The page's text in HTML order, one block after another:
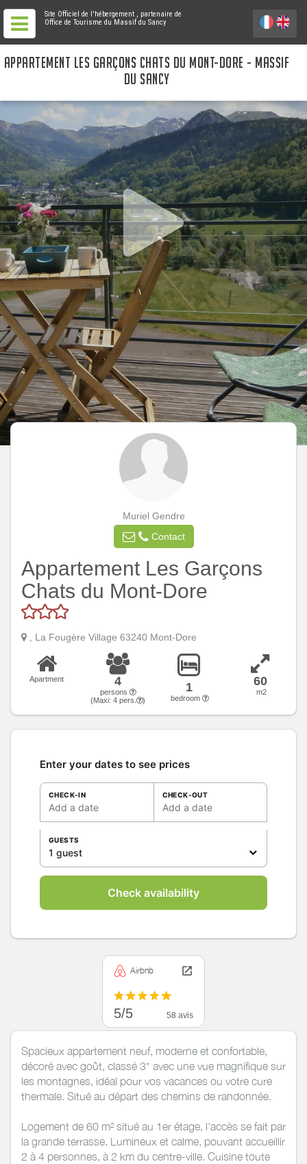
Site Officiel de l'hébergement , partenaire de
Office de Tourisme du Massif du Sancy
APPARTEMENT LES GARÇONS CHATS DU MONT-DORE - MASSIF
DU SANCY
Muriel Gendre
Contact
Appartement Les Garçons
Chats du Mont-Dore
, La Fougère Village 63240 Mont-Dore
Apartment 4
persons
(Maxi: 4 pers. )
1
bedroom
60
m2
Enter your dates to see prices
CHECK-IN
Add a date
CHECK-OUT
Add a date
GUESTS
1 guest
Check availability
Airbnb
5/5 58 avis
Spacieux appartement neuf, moderne et confortable,
décoré avec goût, classé 3* avec une vue magnifique sur
les montagnes, idéal pour vos vacances ou votre cure
thermale. Situé au départ des chemins de randonnée.
Logement de 60 m² situé au 1er étage, l'accès se fait par
la grande terrasse. Lumineux et calme, pouvant accueillir
2 à 4 personnes, à 2 km du centre-ville. Cuisine toute